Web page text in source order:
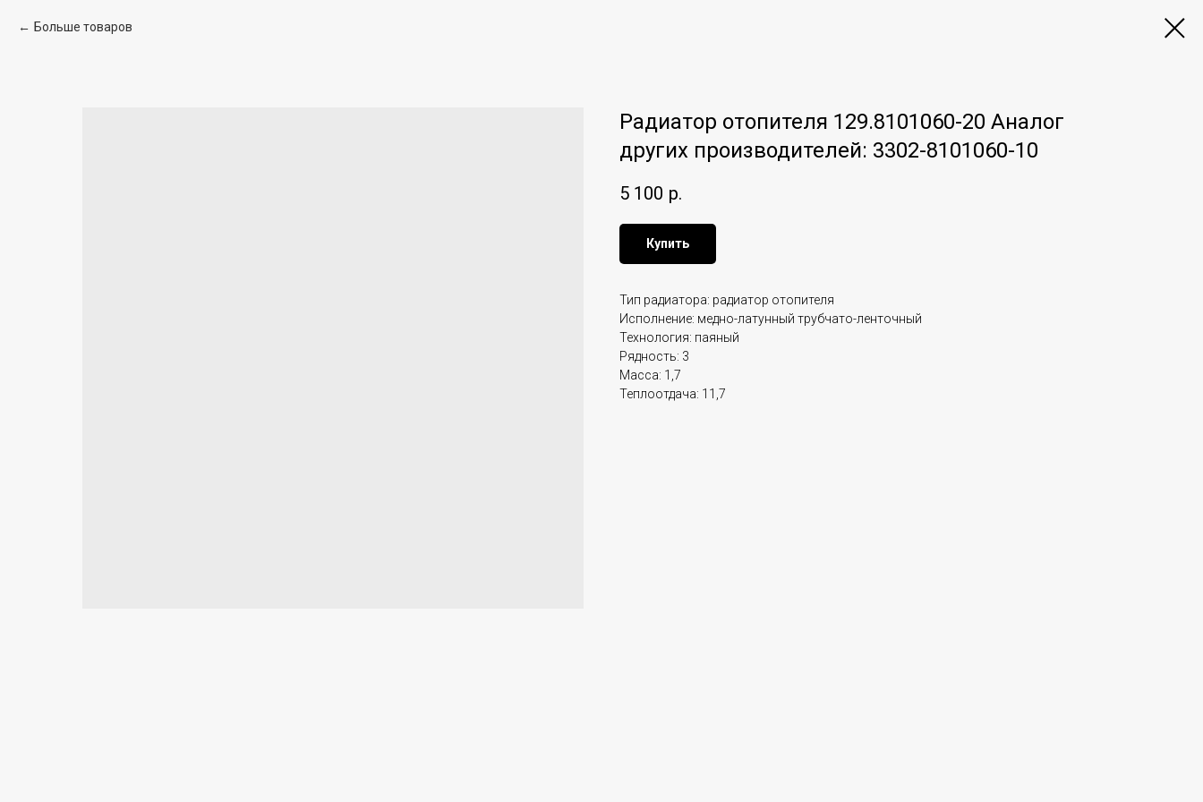
Больше товаров
Радиатор отопителя 129.8101060-20 Аналог
других производителей: 3302-8101060-10
5 100 р.
Купить
Тип радиатора: радиатор отопителя
Исполнение: медно-латунный трубчато-ленточный
Технология: паяный
Рядность: 3
Масса: 1,7
Теплоотдача: 11,7